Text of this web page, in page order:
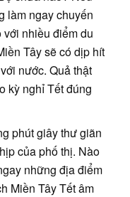
làm ngay chuyến
với nhiều điểm du
Tây sẽ có dịp hít
nước. Quả thật
kỳ nghỉ Tết đúng
phút giây thư giãn
của phố thị. Nào
những địa điểm
Miền Tây Tết âm